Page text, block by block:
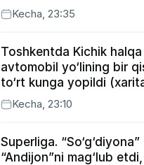
Kecha, 23:35
Toshkentda Kichik halqa
avtomobil yo‘lining bir
to‘rt kunga yopildi
Kecha, 23:10
Superliga. “So‘g‘diyona”
“Andijon”ni mag‘lub etdi,